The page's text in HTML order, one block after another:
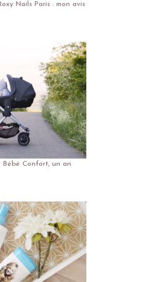
Nails Paris : mon avis
Confort, un an